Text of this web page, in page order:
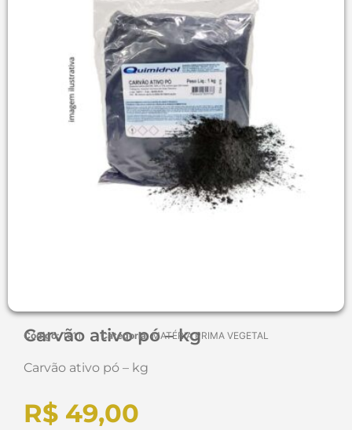
Carvão ativo pó – kg
Código:1611 Categoria: MATÉRIA PRIMA VEGETAL
Carvão ativo pó – kg
R$ 49,00